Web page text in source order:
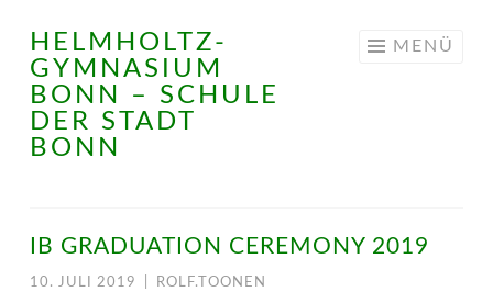
Springe
zum
Inhalt
HELMHOLTZ-
GYMNASIUM
BONN – SCHULE
DER STADT
BONN
MENÜ
IB GRADUATION CEREMONY 2019
10. JULI 2019 ROLF.TOONEN